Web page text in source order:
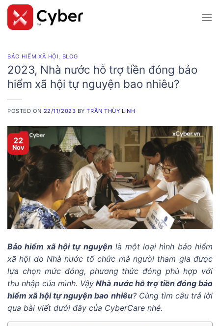
Skip
content
BẢO HIỂM XÃ HỘI, BLOG
2023, Nhà nước hỗ trợ tiền đóng bảo
hiểm xã hội tự nguyện bao nhiêu?
POSTED ON 22/11/2023 BYTRẦN THÙY LINH
22
Nov
Bảo hiểm xã hội tự nguyệnlà một loại hình bảo hiểm
xã hội do Nhà nước tổ chức mà người tham gia được
lựa chọn mức đóng, phương thức đóng phù hợp với
thu nhập của mình. Vậy Nhà nước hỗ trợ tiền đóng bảo
hiểm xã hội tự nguyện bao nhiêu? Cùng tìm câu trả lời
qua bài viết dưới đây của CyberCare nhé.